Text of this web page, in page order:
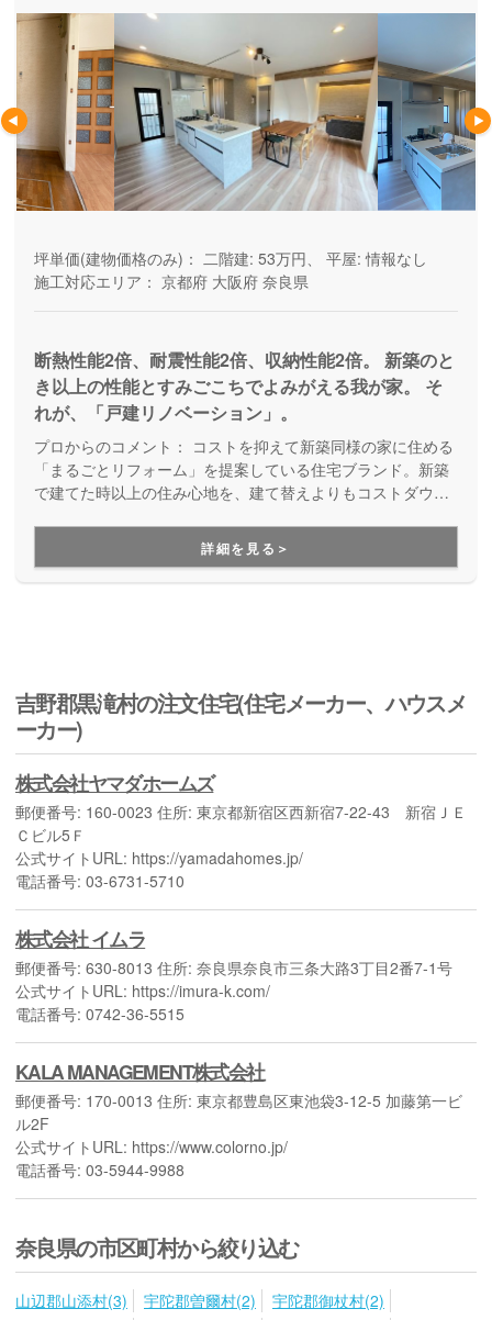
坪単価(建物価格のみ)： 二階建: 53万円、 平屋: 情報なし
施工対応エリア： 京都府 大阪府 奈良県
断熱性能2倍、耐震性能2倍、収納性能2倍。 新築のと
き以上の性能とすみごこちでよみがえる我が家。 そ
れが、「戸建リノベーション」。
プロからのコメント： コストを抑えて新築同様の家に住める
「まるごとリフォーム」を提案している住宅ブランド。新築
で建てた時以上の住み心地を、建て替えよりもコストダウン
関係にも強く、物件探しや資金計画の段階から手厚くサポー
トしてくれます。
詳細を見る＞
吉野郡黒滝村の注文住宅(住宅メーカー、ハウスメ
ーカー)
株式会社ヤマダホームズ
郵便番号: 160-0023 住所: 東京都新宿区西新宿7-22-43 新宿ＪＥ
Ｃビル5Ｆ
公式サイトURL: https://yamadahomes.jp/
電話番号: 03-6731-5710
株式会社 イムラ
郵便番号: 630-8013 住所: 奈良県奈良市三条大路3丁目2番7-1号
公式サイトURL: https://imura-k.com/
電話番号: 0742-36-5515
KALA MANAGEMENT株式会社
郵便番号: 170-0013 住所: 東京都豊島区東池袋3-12-5 加藤第一ビ
ル2F
公式サイトURL: https://www.colorno.jp/
電話番号: 03-5944-9988
奈良県の市区町村から絞り込む
山辺郡山添村(3) 宇陀郡曽爾村(2)
宇陀郡御杖村(2)